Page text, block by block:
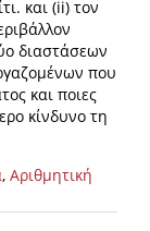
και (ii) τον
διαστάσεων
που
και ποιες
κίνδυνο τη
, Αριθμητική